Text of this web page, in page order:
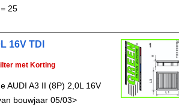
25
16V TDI
met Korting
AUDI A3 II (8P) 2,0L 16V
bouwjaar 05/03>